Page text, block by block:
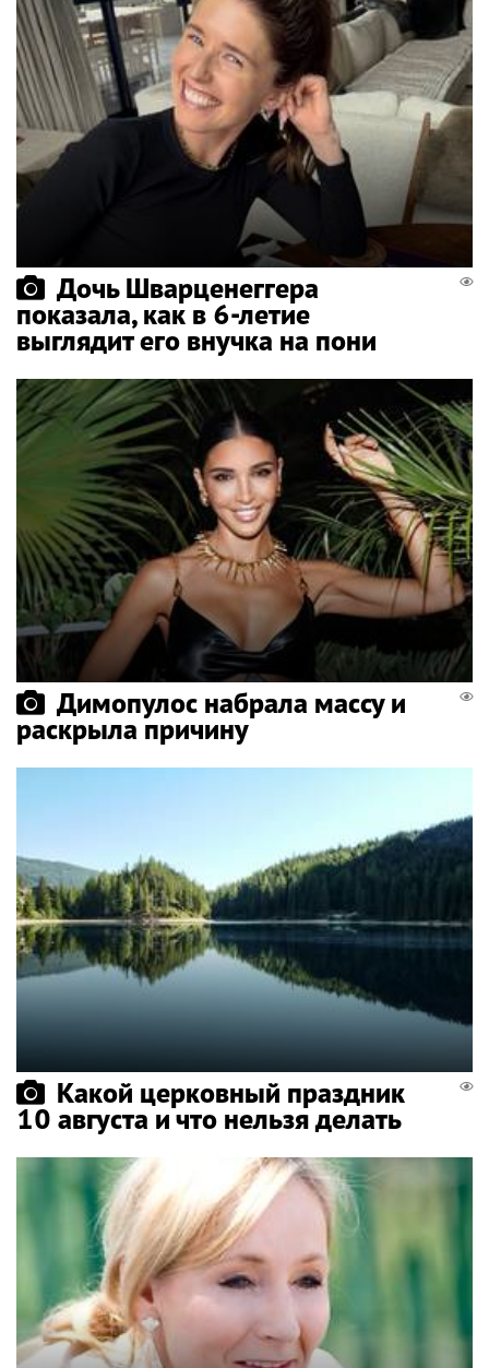
Дочь Шварценеггера
показала, как в 6-летие
выглядит его внучка на пони
Димопулос набрала массу и
раскрыла причину
Какой церковный праздник
10 августа и что нельзя делать